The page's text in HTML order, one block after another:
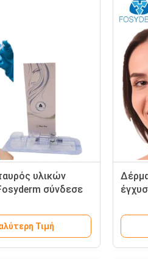
υλικών
σύνδεσε
πηκτωμάτων για
Τιμή
τη